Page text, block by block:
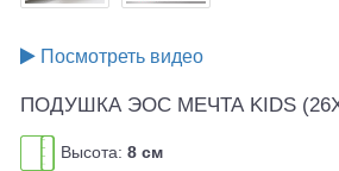
Посмотреть видео
ПОДУШКА ЭОС МЕЧТА KIDS
Высота: 8 см